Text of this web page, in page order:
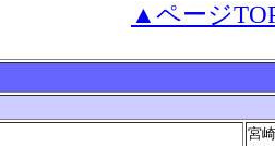
▲ページ
宮